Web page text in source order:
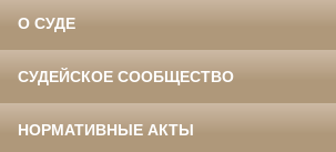
О СУДЕ
СУДЕЙСКОЕ СООБЩЕСТВО
НОРМАТИВНЫЕ АКТЫ